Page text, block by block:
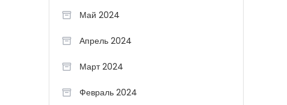
Май 2024
Апрель 2024
Март 2024
Февраль 2024